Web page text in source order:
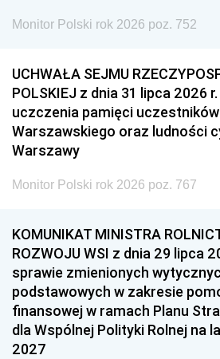
Monitor Polski rok 2026 poz. 752
UCHWAŁA SEJMU
POLSKIEJ z dnia 31 lipca 2026
uczczenia pamięci
Warszawskiego oraz ludności
Warszawy
Monitor Polski rok 2026 poz. 767
KOMUNIKAT MINISTRA
ROZWOJU WSI z dnia 29 lipca
sprawie zmienionych
podstawowych w zakresie
finansowej w ramach Planu
dla Wspólnej Polityki Rolnej na
2027